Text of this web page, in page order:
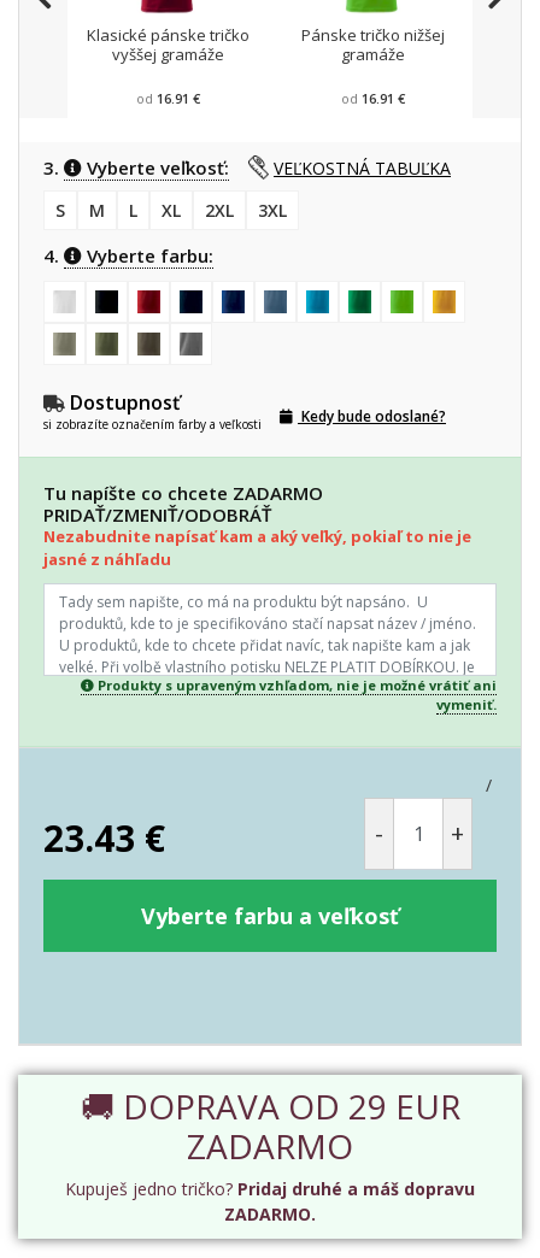
Klasické pánske tričko
vyššej gramáže
od 16.91 €
Pánske tričko nižšej
gramáže
od 16.91 €
3. Vyberte veľkosť:
VEĽKOSTNÁ TABUĽKA
S
M L XL 2XL 3XL
4. Vyberte farbu:
Dostupnosť
si zobrazíte označením farby a veľkosti Kedy bude odoslané?
Tu napíšte co chcete ZADARMO
PRIDAŤ/ZMENIŤ/ODOBRÁŤ
Nezabudnite napísať kam a aký veľký, pokiaľ to nie je
jasné z náhľadu
Produkty s upraveným vzhľadom, nie je možné vrátiť ani
vymeniť.
/
23.43 € - +
Vyberte farbu a veľkosť
🚚 DOPRAVA OD 29 EUR
ZADARMO
Kupuješ jedno tričko? Pridaj druhé a máš dopravu
ZADARMO.